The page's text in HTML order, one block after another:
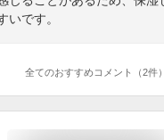
いです。
全てのおすすめコメント（2件）